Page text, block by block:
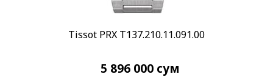
Tissot PRX T137.210.11.091.00
5 896 000 сум